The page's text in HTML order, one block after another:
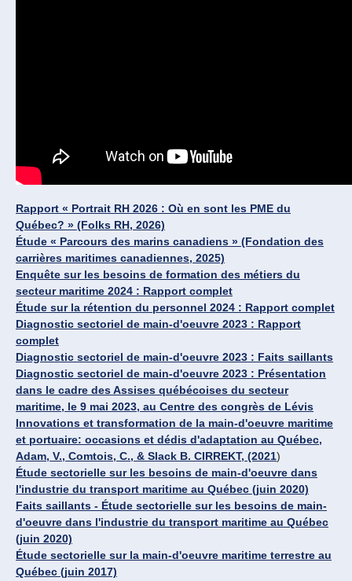
Rapport « Portrait RH 2026 : Où en sont les PME du
Québec? » (Folks RH, 2026)
Étude « Parcours des marins canadiens » (Fondation des
carrières maritimes canadiennes, 2025)
Enquête sur les besoins de formation des métiers du
secteur maritime 2024 : Rapport complet
Étude sur la rétention du personnel 2024 : Rapport complet
Diagnostic sectoriel de main-d'oeuvre 2023 : Rapport
complet
Diagnostic sectoriel de main-d'oeuvre 2023 : Faits saillants
Diagnostic sectoriel de main-d'oeuvre 2023 : Présentation
dans le cadre des Assises québécoises du secteur
maritime, le 9 mai 2023, au Centre des congrès de Lévis
Innovations et transformation de la main-d'oeuvre maritime
et portuaire: occasions et dédis d'adaptation au Québec,
Adam, V., Comtois, C., & Slack B. CIRREKT, (2021)
Étude sectorielle sur les besoins de main-d'oeuvre dans
l'industrie du transport maritime au Québec (juin 2020)
Faits saillants - Étude sectorielle sur les besoins de main-
d'oeuvre dans l'industrie du transport maritime au Québec
(juin 2020)
Étude sectorielle sur la main-d'oeuvre maritime terrestre au
Québec (juin 2017)